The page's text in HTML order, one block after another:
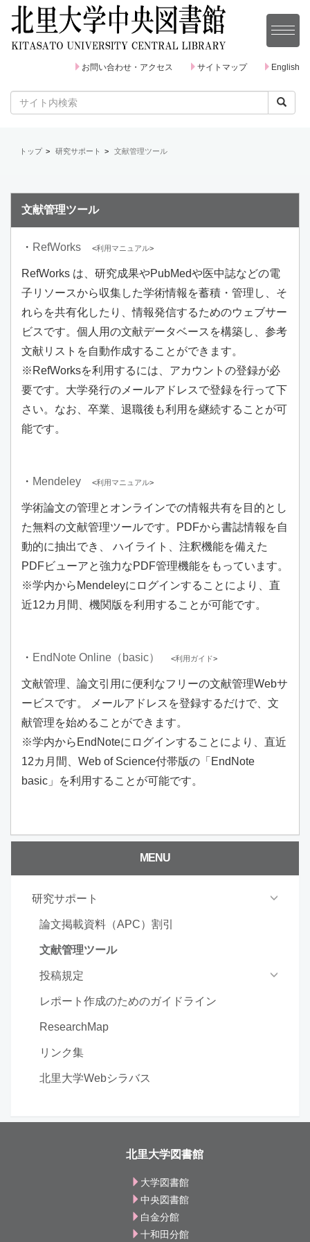
お問い合わせ・アクセス サイトマップ English
トップ 研究サポート 文献管理ツール
文献管理ツール
・ RefWorks <利用マニュアル>
RefWorks は、研究成果やPubMedや医中誌などの電
子リソースから収集した学術情報を蓄積・管理し、そ
れらを共有化したり、情報発信するためのウェブサー
ビスです。個人用の文献データベースを構築し、参考
文献リストを自動作成することができます。
※RefWorksを利用するには、アカウントの登録が必
要です。大学発行のメールアドレスで登録を行って下
さい。なお、卒業、退職後も利用を継続することが可
能です。
・ Mendeley <利用マニュアル>
学術論文の管理とオンラインでの情報共有を目的とし
た無料の文献管理ツールです。PDFから書誌情報を自
動的に抽出でき、 ハイライト、注釈機能を備えた
PDFビューアと強力なPDF管理機能をもっています。
※学内からMendeleyにログインすることにより、直
近12カ月間、機関版を利用することが可能です。
・ EndNote Online（basic） <利用ガイド>
文献管理、論文引用に便利なフリーの文献管理Webサ
ービスです。 メールアドレスを登録するだけで、文
献管理を始めることができます。
※学内からEndNoteにログインすることにより、直近
12カ月間、Web of Science付帯版の「EndNote
basic」を利用することが可能です。
MENU
研究サポート
論文掲載資料（APC）割引
文献管理ツール
投稿規定
レポート作成のためのガイドライン
ResearchMap
リンク集
北里大学Webシラバス
北里大学図書館
大学図書館
中央図書館
白金分館
十和田分館